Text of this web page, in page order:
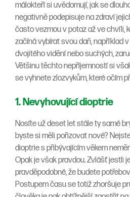
málokteří si uvědomují, jak se
negativně podepisuje na zdraví
často vezmou v potaz až ve chvíli,
začíná vybírat svou daň, například
dvojitého vidění nebo suchých,
Většinu těchto nepříjemností si
se vyhnete zlozvykům, které očím
1. Nevyhovující dioptrie
Nosíte už deset let stále ty samé
byste si měli pořizovat nové?
dioptrie s přibývajícím věkem
Opak je však pravdou. Zvlášť jestli
pravděpodobné, že budete
Postupem času se totiž zhoršuje